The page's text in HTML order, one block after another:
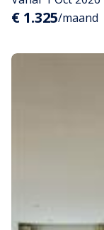
€ 1.325/maand